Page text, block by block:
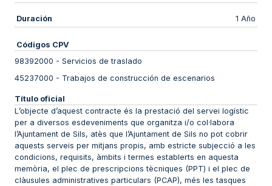
Duración 1 Año
Códigos CPV
98392000 - Servicios de traslado
45237000 - Trabajos de construcción de escenarios
Título oficial
L’objecte d’aquest contracte és la prestació del servei logístic
per a diversos esdeveniments que organitza i/o col·labora
l’Ajuntament de Sils, atès que l’Ajuntament de Sils no pot cobrir
aquests serveis per mitjans propis, amb estricte subjecció a les
condicions, requisits, àmbits i termes establerts en aquesta
memòria, el plec de prescripcions tècniques (PPT) i el plec de
clàusules administratives particulars (PCAP), més les tasques